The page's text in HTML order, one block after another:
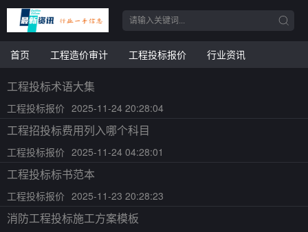
首页 工程造价审计 工程投标报价 行业资讯
工程投标术语大集
工程投标报价 2025-11-24 20:28:04
工程招投标费用列入哪个科目
工程投标报价 2025-11-24 04:28:01
工程投标标书范本
工程投标报价 2025-11-23 20:28:23
消防工程投标施工方案模板